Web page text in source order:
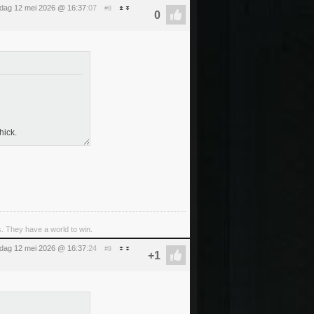
12 mei 2026 @ 16:37:07 #8
They have a world to win.
12 mei 2026 @ 16:37:24 #9